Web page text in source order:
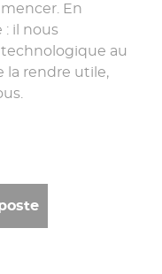
En
il nous
au
la rendre utile,